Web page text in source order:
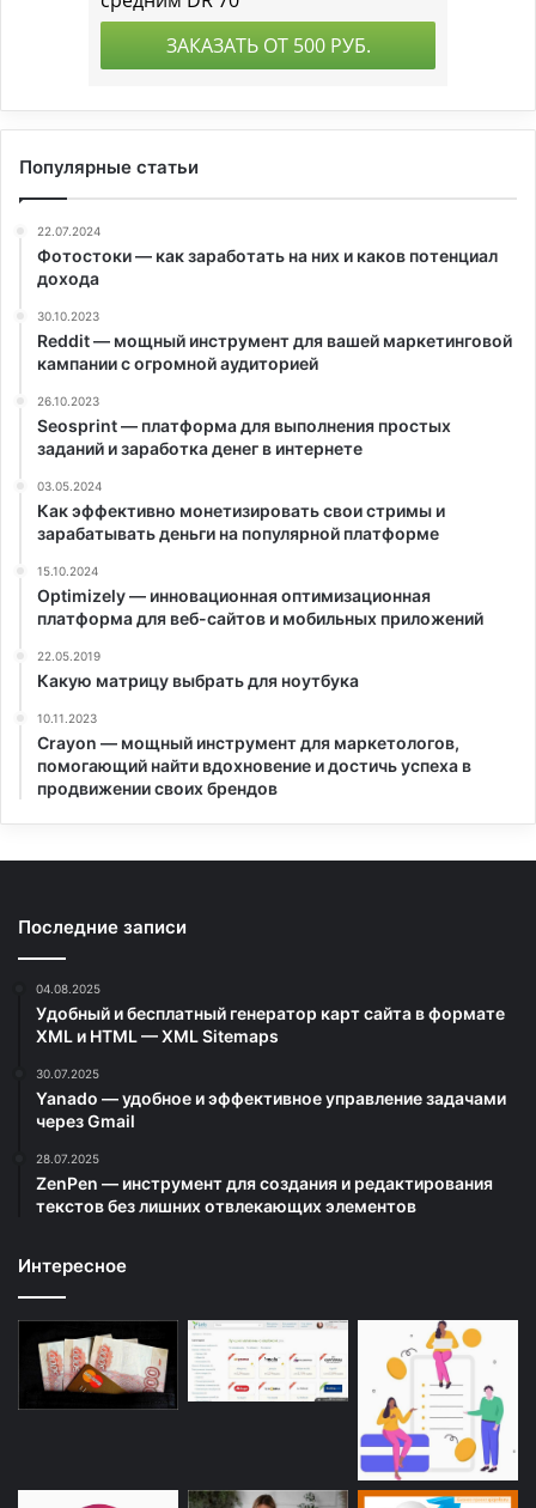
Популярные статьи
22.07.2024
Фотостоки — как заработать на них и каков потенциал
дохода
30.10.2023
Reddit — мощный инструмент для вашей маркетинговой
кампании с огромной аудиторией
26.10.2023
Seosprint — платформа для выполнения простых
заданий и заработка денег в интернете
03.05.2024
Как эффективно монетизировать свои стримы и
зарабатывать деньги на популярной платформе
15.10.2024
Optimizely — инновационная оптимизационная
платформа для веб-сайтов и мобильных приложений
22.05.2019
Какую матрицу выбрать для ноутбука
10.11.2023
Crayon — мощный инструмент для маркетологов,
помогающий найти вдохновение и достичь успеха в
продвижении своих брендов
Последние записи
04.08.2025
Удобный и бесплатный генератор карт сайта в формате
XML и HTML — XML Sitemaps
30.07.2025
Yanado — удобное и эффективное управление задачами
через Gmail
28.07.2025
ZenPen — инструмент для создания и редактирования
текстов без лишних отвлекающих элементов
Интересное